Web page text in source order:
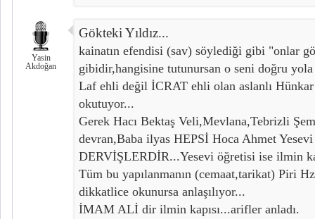
Yasin
Akdoğan
Gökteki Yıldız...
kainatın efendisi (sav) söylediği gibi "onlar
gibidir,hangisine tutunursan o seni doğru
Laf ehli değil İCRAT ehli olan aslanlı Hünkar
okutuyor...
Gerek Hacı Bektaş Veli,Mevlana,Tebrizli
devran,Baba ilyas HEPSİ Hoca Ahmet
DERVİŞLERDİR...Yesevi öğretisi ise ilmin
Tüm bu yapılanmanın (cemaat,tarikat) Piri
dikkatlice okunursa anlaşılıyor...
İMAM ALİ dir ilmin kapısı...arifler anladı.